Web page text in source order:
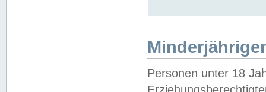
Personen unter 18